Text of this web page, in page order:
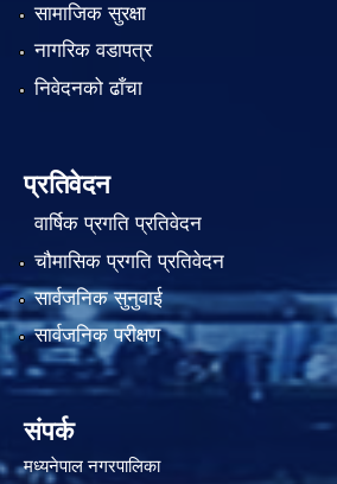
सामाजिक सुरक्षा
नागरिक वडापत्र
निवेदनको ढाँचा
प्रतिवेदन
वार्षिक प्रगति प्रतिवेदन
चौमासिक प्रगति प्रतिवेदन
सार्वजनिक सुनुवाई
सार्वजनिक परीक्षण
संपर्क
मध्यनेपाल नगरपालिका